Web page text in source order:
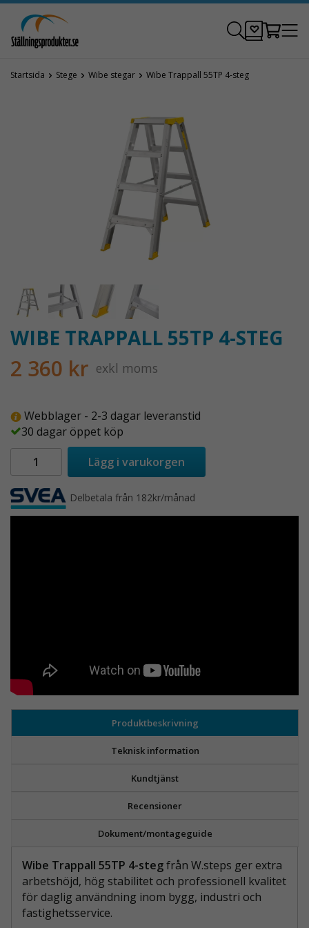
Startsida Stege Wibe stegar Wibe Trappall 55TP 4-steg
WIBE TRAPPALL 55TP 4-STEG
2 360 kr exkl moms
Webblager - 2-3 dagar leveranstid
30 dagar öppet köp
Lägg i varukorgen
Delbetala från 182kr/månad
Produktbeskrivning
Teknisk information
Kundtjänst
Recensioner
Dokument/montageguide
Wibe Trappall 55TP 4-stegfrån W.steps ger extra
arbetshöjd, hög stabilitet och professionell kvalitet
för daglig användning inom bygg, industri och
fastighetsservice.